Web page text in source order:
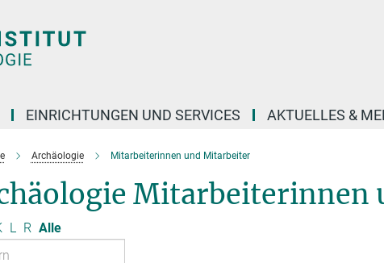
EINRICHTUNGEN UND SERVICES AKTUELLES &
Archäologie Mitarbeiterinnen und Mitarbeiter
Mitarbeiterinnen
L R Alle